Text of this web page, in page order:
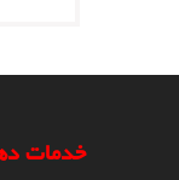
خدمات